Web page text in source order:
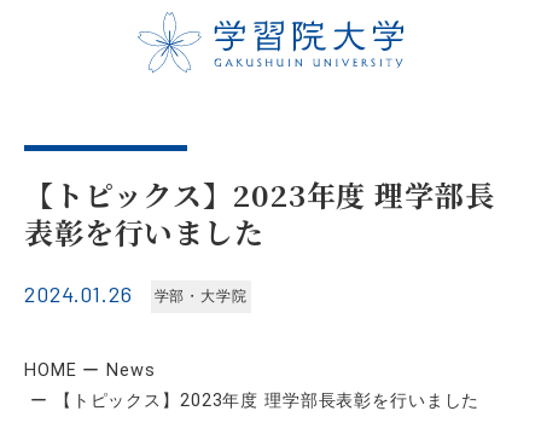
【トピックス】2023年度 理学部長
表彰を行いました
2024.01.26 学部・大学院
HOME
News
【トピックス】2023年度 理学部長表彰を行いました